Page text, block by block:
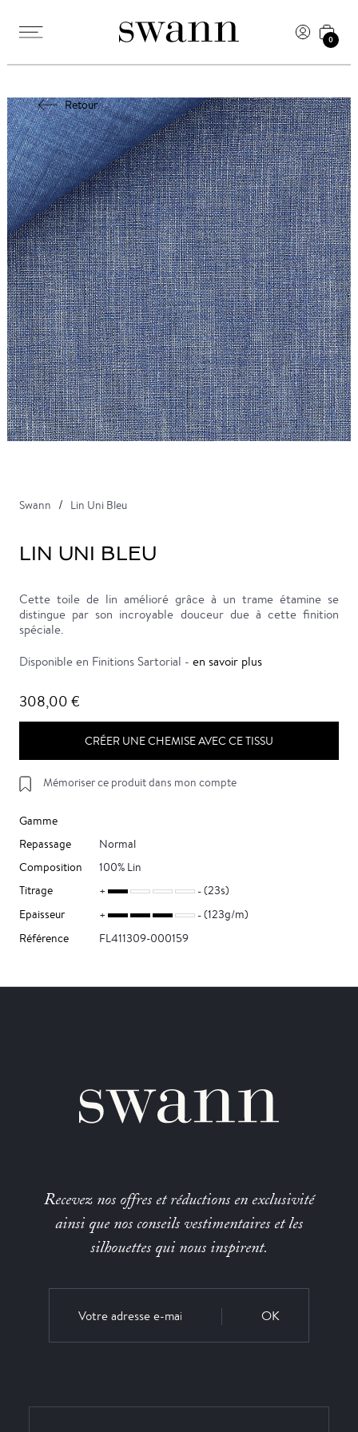
0
Retour
Swann Lin Uni Bleu
LIN UNI BLEU
Cette toile de lin amélioré grâce à un trame étamine se
distingue par son incroyable douceur due à cette finition
spéciale.
Disponible en Finitions Sartorial - en savoir plus
308,00 €
CRÉER UNE CHEMISE AVEC CE TISSU
Mémoriser ce produit dans mon compte
Gamme
Repassage
Normal
Composition
100% Lin
Titrage
(23s)
Epaisseur
(123g/m)
Référence
FL411309-000159
Recevez nos offres et réductions en exclusivité
ainsi que nos conseils vestimentaires et les
silhouettes qui nous inspirent.
OK